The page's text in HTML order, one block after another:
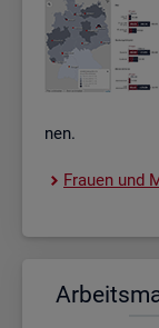
nen.
Frau­en und